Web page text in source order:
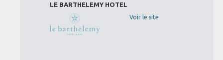
LE BARTHELEMY HOTEL
Voir le site